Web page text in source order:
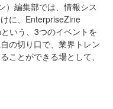
）編集部では、情報シス
に、EnterpriseZine
いう、3つのイベントを
の切り口で、業界トレン
ことができる場として、